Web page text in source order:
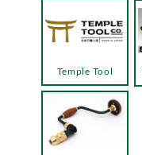
Temple Tool